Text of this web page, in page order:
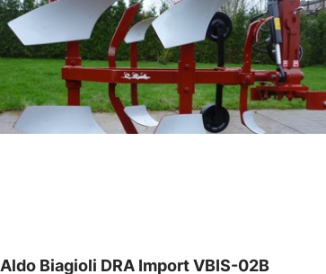
Aldo Biagioli DRA Import VBIS-02B